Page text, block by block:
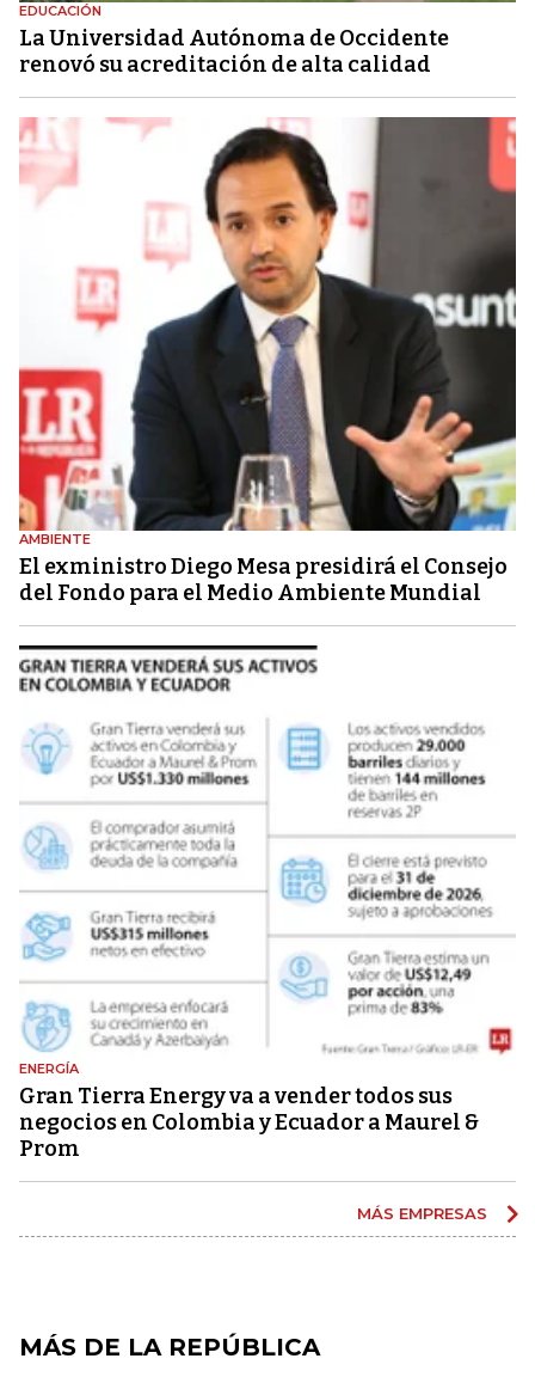
EDUCACIÓN
La Universidad Autónoma de Occidente
renovó su acreditación de alta calidad
AMBIENTE
El exministro Diego Mesa presidirá el Consejo
del Fondo para el Medio Ambiente Mundial
ENERGÍA
Gran Tierra Energy va a vender todos sus
negocios en Colombia y Ecuador a Maurel &
Prom
MÁS EMPRESAS
MÁS DE LA REPÚBLICA